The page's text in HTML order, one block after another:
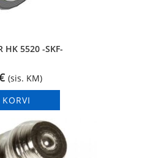
HK 5520 -SKF-
(sis. KM)